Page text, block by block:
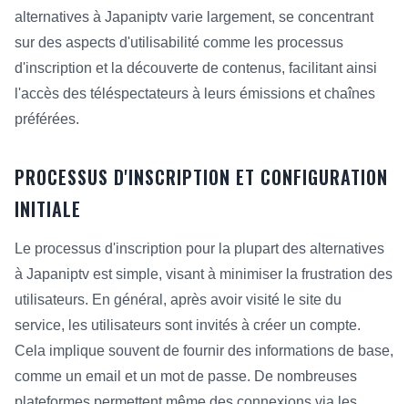
alternatives à Japaniptv varie largement, se concentrant
sur des aspects d'utilisabilité comme les processus
d'inscription et la découverte de contenus, facilitant ainsi
l'accès des téléspectateurs à leurs émissions et chaînes
préférées.
PROCESSUS D'INSCRIPTION ET CONFIGURATION
INITIALE
Le processus d'inscription pour la plupart des alternatives
à Japaniptv est simple, visant à minimiser la frustration des
utilisateurs. En général, après avoir visité le site du
service, les utilisateurs sont invités à créer un compte.
Cela implique souvent de fournir des informations de base,
comme un email et un mot de passe. De nombreuses